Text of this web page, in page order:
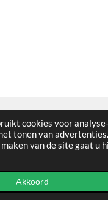
cookies voor analyse-
tonen van
van de site gaat u
Akkoord
Het vlinderpad